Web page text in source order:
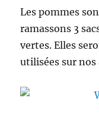
Les pommes
ramassons 3
vertes. Elles
utilisées sur